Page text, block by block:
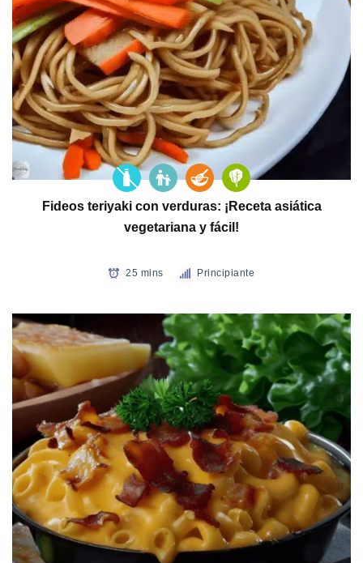
Fideos teriyaki con verduras: ¡Receta asiática
vegetariana y fácil!
25 mins Principiante